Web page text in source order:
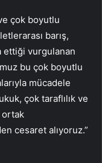
çok boyutlu
barış,
ettiği vurgulanan
bu çok boyutlu
mücadele
çok taraflılık ve
ortak
cesaret alıyoruz.”